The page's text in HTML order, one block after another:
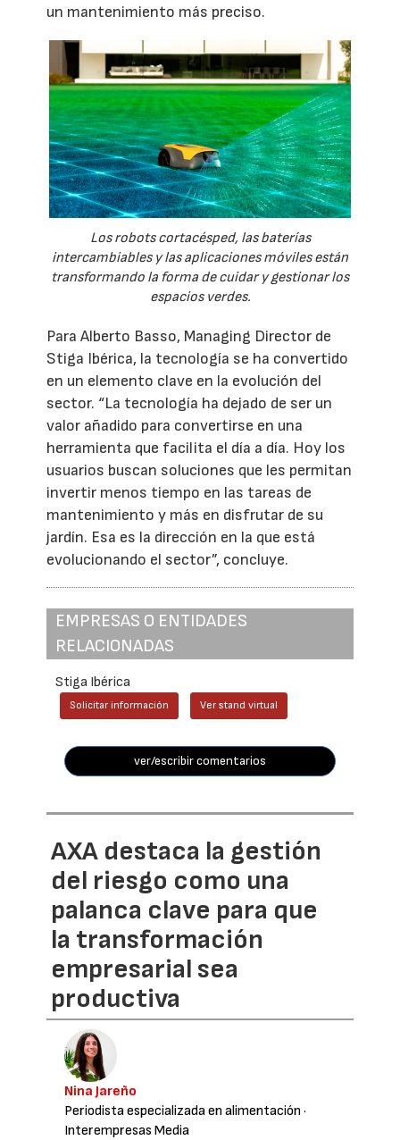
un mantenimiento más preciso.
Los robots cortacésped, las baterías
intercambiables y las aplicaciones móviles están
transformando la forma de cuidar y gestionar los
espacios verdes.
Para Alberto Basso, Managing Director de
Stiga Ibérica, la tecnología se ha convertido
en un elemento clave en la evolución del
sector. “La tecnología ha dejado de ser un
valor añadido para convertirse en una
herramienta que facilita el día a día. Hoy los
usuarios buscan soluciones que les permitan
invertir menos tiempo en las tareas de
mantenimiento y más en disfrutar de su
jardín. Esa es la dirección en la que está
evolucionando el sector”, concluye.
EMPRESAS O ENTIDADES
RELACIONADAS
Stiga Ibérica
Solicitar información Ver stand virtual
ver/escribir comentarios
AXA destaca la gestión
del riesgo como una
palanca clave para que
la transformación
empresarial sea
productiva
Nina Jareño
Periodista especializada en alimentación ·
Interempresas Media